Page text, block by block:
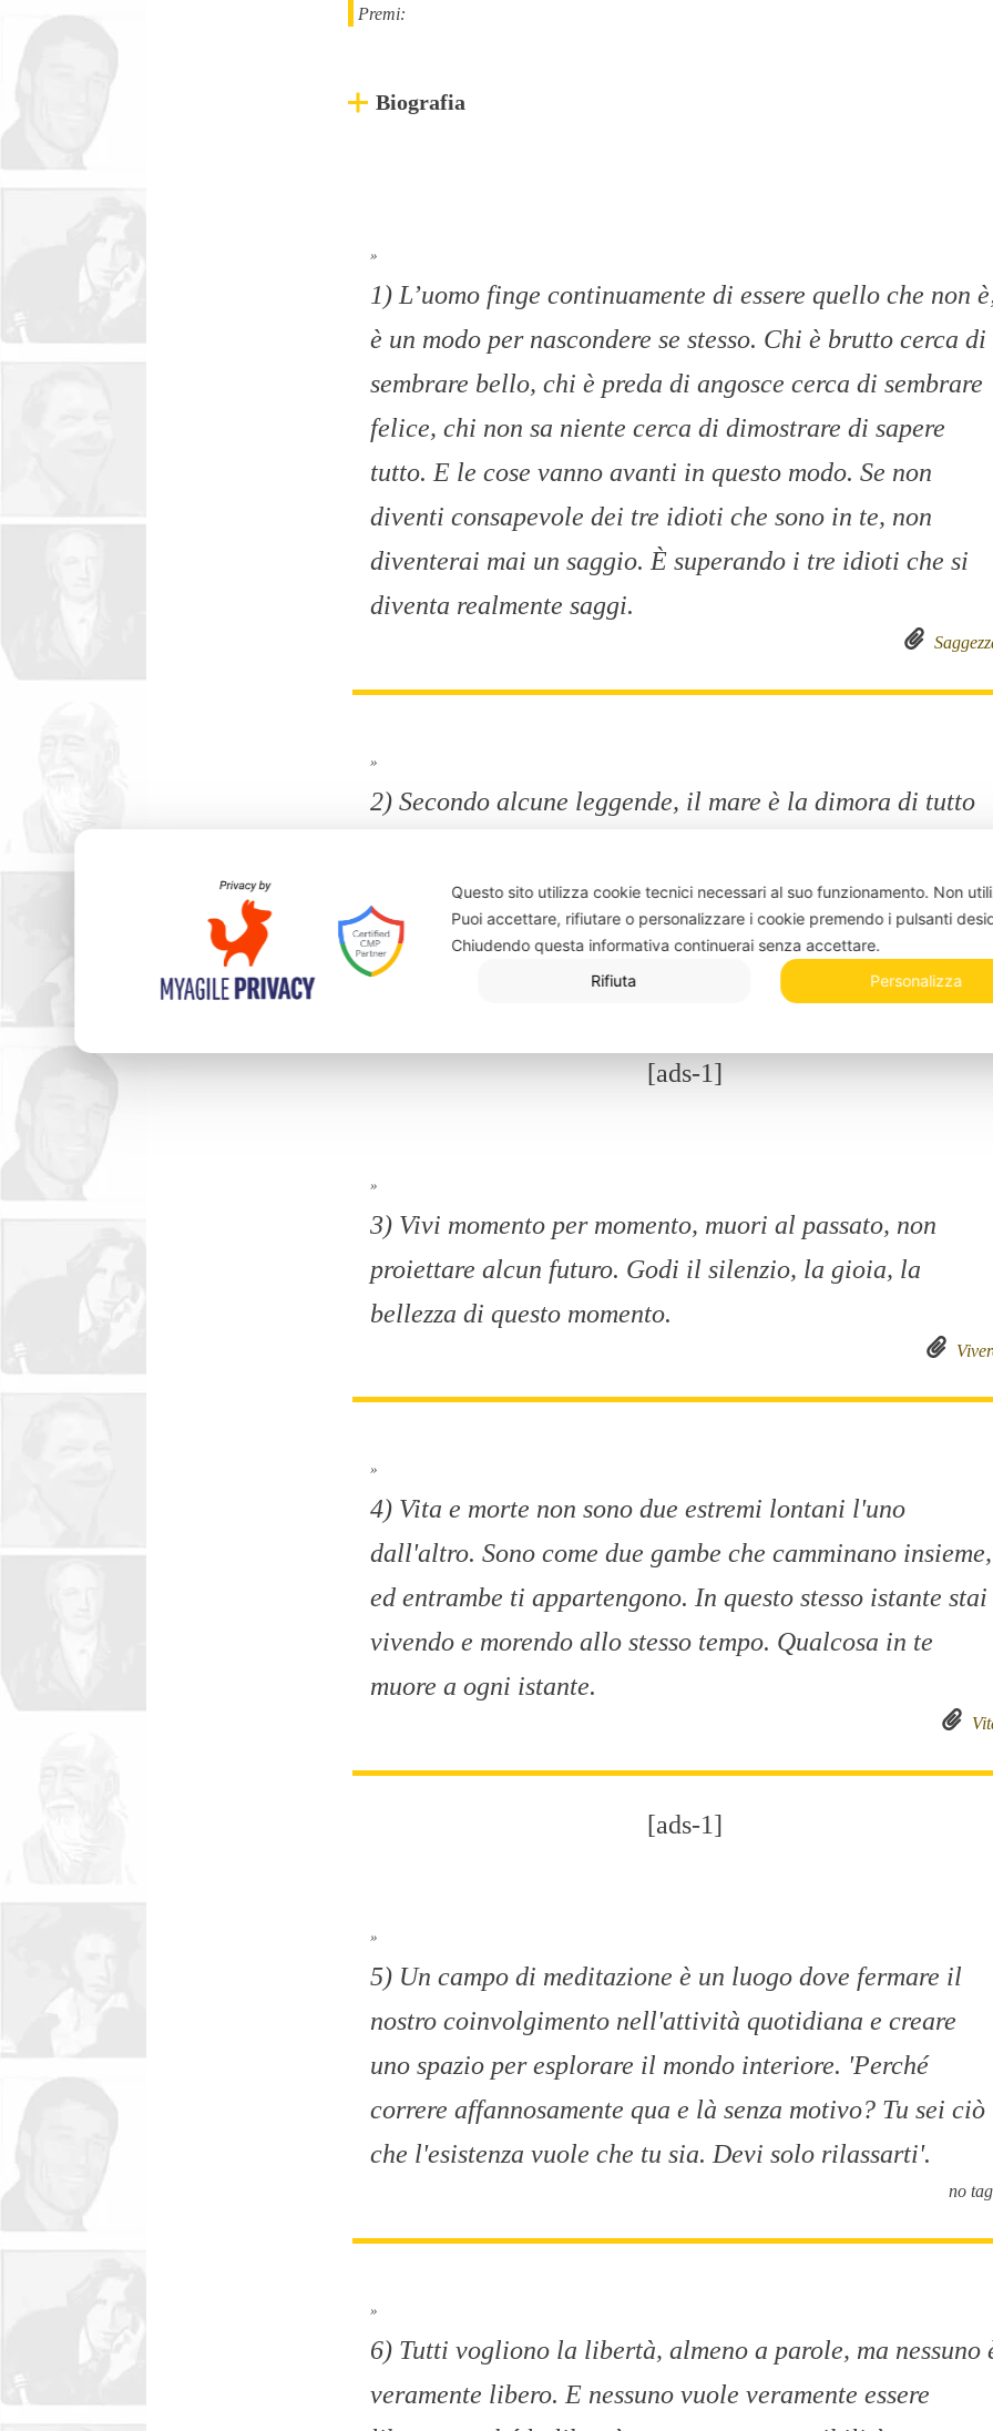
Premi:
Biografia
»
1) L’uomo finge continuamente di essere quello che non
è un modo per nascondere se stesso. Chi è brutto cerca di
sembrare bello, chi è preda di angosce cerca di sembrare
felice, chi non sa niente cerca di dimostrare di sapere
tutto. E le cose vanno avanti in questo modo. Se non
diventi consapevole dei tre idioti che sono in te, non
diventerai mai un saggio. È superando i tre idioti che si
diventa realmente saggi.
»
2) Secondo alcune leggende, il mare è la dimora di tutto
avuto, dei desideri infranti, dei dolori, delle lacrime che
abbiamo versato.
[ads-1]
»
3) Vivi momento per momento, muori al passato, non
proiettare alcun futuro. Godi il silenzio, la gioia, la
bellezza di questo momento.
»
4) Vita e morte non sono due estremi lontani l'uno
dall'altro. Sono come due gambe che camminano insieme,
ed entrambe ti appartengono. In questo stesso istante stai
vivendo e morendo allo stesso tempo. Qualcosa in te
muore a ogni istante.
[ads-1]
»
5) Un campo di meditazione è un luogo dove fermare il
nostro coinvolgimento nell'attività quotidiana e creare
uno spazio per esplorare il mondo interiore. 'Perché
correre affannosamente qua e là senza motivo? Tu sei ciò
che l'esistenza vuole che tu sia. Devi solo rilassarti'.
no
»
6) Tutti vogliono la libertà, almeno a parole, ma nessuno
veramente libero. E nessuno vuole veramente essere
Questo sito utilizza cookie tecnici necessari al suo funzionamento. Non
Puoi accettare, rifiutare o personalizzare i cookie premendo i pulsanti
Chiudendo questa informativa continuerai senza accettare.
Rifiuta
Personalizza